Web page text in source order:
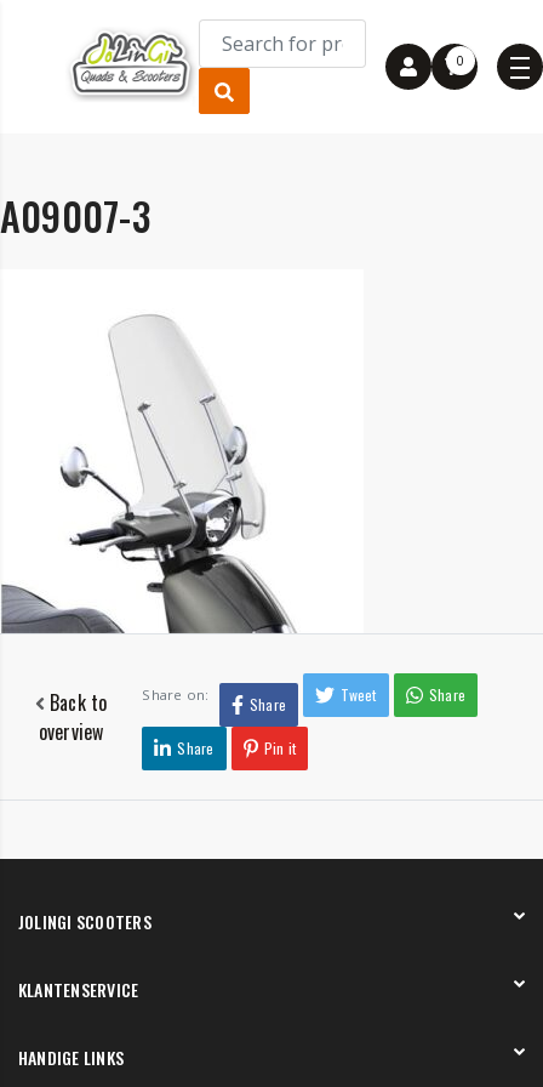
0
A09007-3
Back to
overview
Share on: Share Tweet Share
Share Pin it
JOLINGI SCOOTERS
Onze showroom
KLANTENSERVICE
Verzending en bezorging
HANDIGE LINKS